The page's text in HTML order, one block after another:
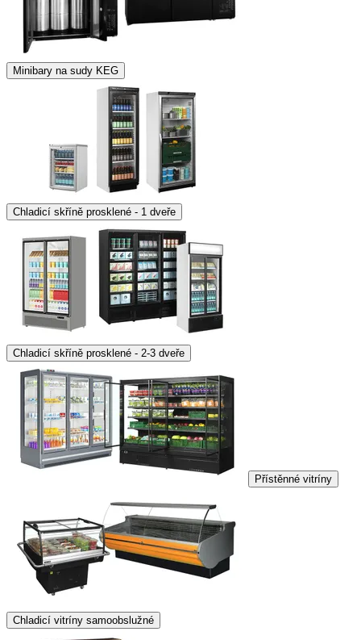
Minibary na sudy KEG
Chladicí skříně prosklené - 1 dveře
Chladicí skříně prosklené - 2-3 dveře
Přístěnné vitríny
Chladicí vitríny samoobslužné